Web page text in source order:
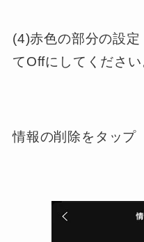
(4)赤色の部分の設
てOffにしてください
情報の削除をタップ